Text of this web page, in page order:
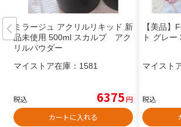
ミラージュ アクリルリキッド 新
品未使用 500ml スカルプ アク
リルパウダー
マイストア在庫： 1581
税込 6375円
カートに入れる
【美品】
ト グレ
マイスト
税込